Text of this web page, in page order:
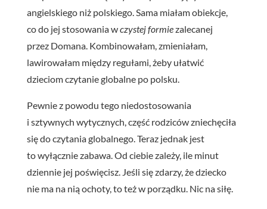
angielskiego niż polskiego. Sama miałam obiekcje,
co do jej stosowania wczystejformiezalecanej
przez Domana. Kombinowałam, zmieniałam,
lawirowałam między regułami, żeby ułatwić
dzieciom czytanie globalne po polsku.
Pewnie z powodu tego niedostosowania
i sztywnych wytycznych, część rodziców zniechęciła
się do czytania globalnego. Teraz jednak jest
to wyłącznie zabawa. Od ciebie zależy, ile minut
dziennie jej poświęcisz. Jeśli się zdarzy, że dziecko
nie ma na nią ochoty, to też w porządku. Nic na siłę.